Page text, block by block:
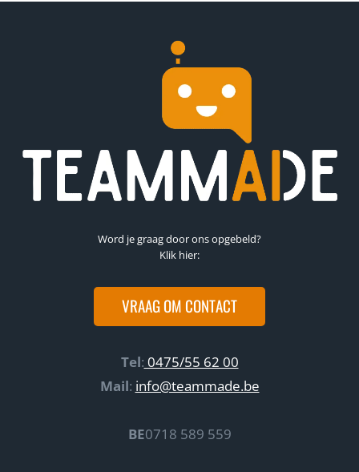
Word je graag door ons opgebeld?
Klik hier:
VRAAG OM CONTACT
Tel: 0475/55 62 00
Mail: info@teammade.be
BE0718 589 559